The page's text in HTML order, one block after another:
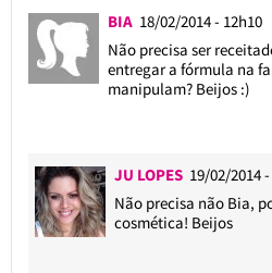
BIA 18/02/2014 - 12h10
Não precisa ser
entregar a fórmula na
manipulam? Beijos :)
JU LOPES 19/02/2014
Não precisa não Bia,
cosmética! Beijos